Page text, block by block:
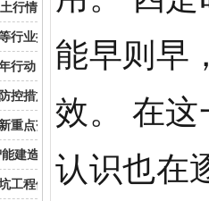
行情缺乏支撑
行业提质增效
行动
控措施 科学精准做好防控工作的通
重点范围
建造试点城市的通知
工程倾斜桩无支撑绿色支护技术》
能早则早
效。 在
认识也在